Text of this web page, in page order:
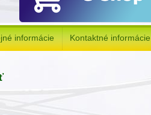
informácie Kontaktné informácie